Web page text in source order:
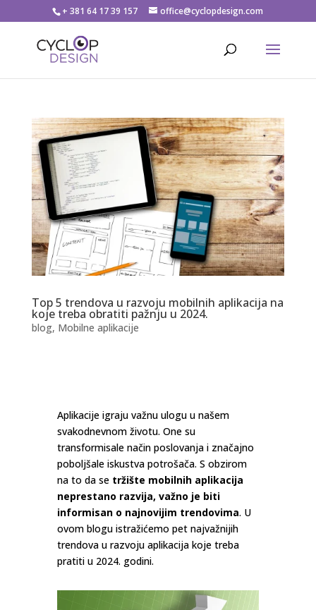
+ 381 64 17 39 157 office@cyclopdesign.com
Top 5 trendova u razvoju mobilnih aplikacija na
koje treba obratiti pažnju u 2024.
blog, Mobilne aplikacije
Aplikacije igraju važnu ulogu u našem
svakodnevnom životu. One su
transformisale način poslovanja i značajno
poboljšale iskustva potrošača. S obzirom
na to da se tržište mobilnih aplikacija
neprestano razvija, važno je biti
informisan o najnovijim trendovima. U
ovom blogu istražićemo pet najvažnijih
trendova u razvoju aplikacija koje treba
pratiti u 2024. godini.